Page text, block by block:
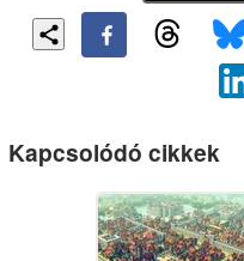
Kapcsolódó cikkek